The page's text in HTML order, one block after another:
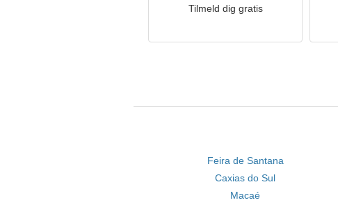
Tilmeld dig gratis
Feira de Santana
Caxias do Sul
Macaé